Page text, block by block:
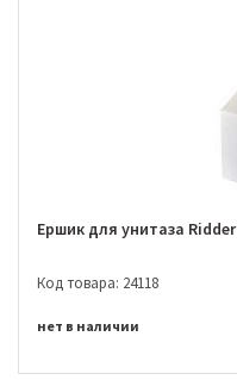
Ершик для унитаза
Код товара: 24118
нет в наличии